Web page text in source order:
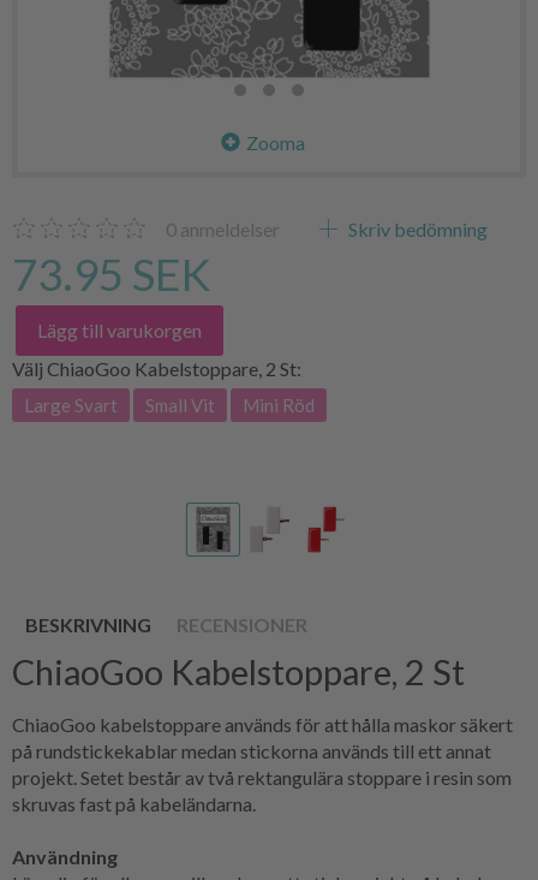
Zooma
0 anmeldelser Skriv bedömning
73.95 SEK
Lägg till varukorgen
Välj ChiaoGoo Kabelstoppare, 2 St:
Large Svart Small Vit Mini Röd
BESKRIVNING RECENSIONER
ChiaoGoo Kabelstoppare, 2 St
ChiaoGoo kabelstoppare används för att hålla maskor säkert
på rundstickekablar medan stickorna används till ett annat
projekt. Setet består av två rektangulära stoppare i resin som
skruvas fast på kabeländarna.
Användning